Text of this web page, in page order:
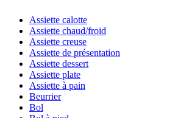
Assiette calotte
Assiette chaud/froid
Assiette creuse
Assiette de présentation
Assiette dessert
Assiette plate
Assiette à pain
Beurrier
Bol